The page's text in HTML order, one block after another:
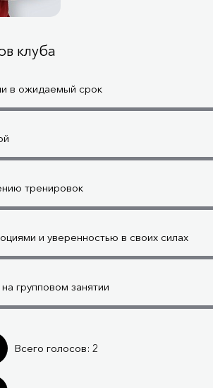
клуба
в ожидаемый срок
тренировок
и уверенностью в своих силах
групповом занятии
Всего голосов: 2